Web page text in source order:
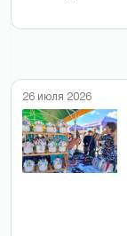
26 июля 2026